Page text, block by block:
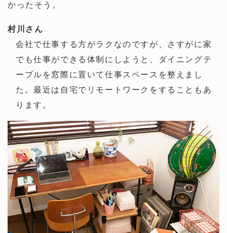
かったそう。
村川さん
会社で仕事する方がラクなのですが、さすがに家
でも仕事ができる体制にしようと、ダイニングテ
ーブルを窓際に置いて仕事スペースを整えまし
た。最近は自宅でリモートワークをすることもあ
ります。